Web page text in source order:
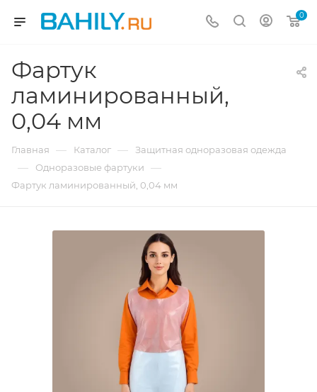
0
Фартук
ламинированный,
0,04 мм
Главная — Каталог — Защитная одноразовая одежда
— Одноразовые фартуки —
Фартук ламинированный, 0,04 мм